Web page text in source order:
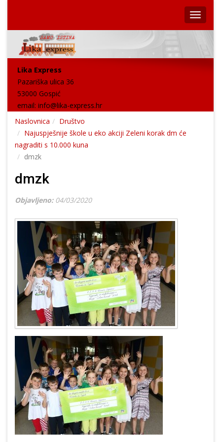
Lika Express
Pazariška ulica 36
53000 Gospić
email: info@lika-express.hr
Naslovnica
Društvo
Najuspješnije škole u eko akciji Zeleni korak dm će
nagraditi s 10.000 kuna
dmzk
dmzk
Objavljeno: 04/03/2020